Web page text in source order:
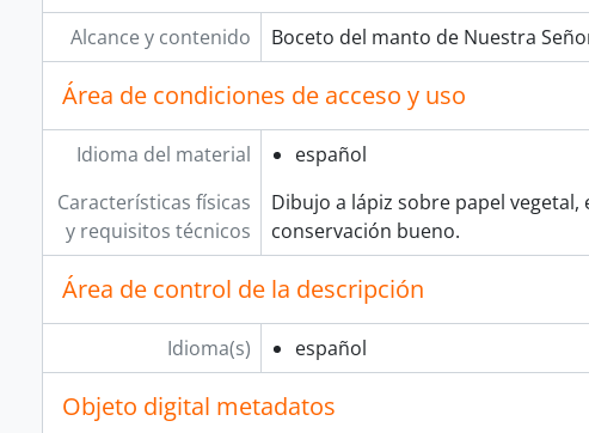
Alcance y contenido Boceto del manto de Nuestra
Área de condiciones de acceso y uso
Idioma del material
español
Características físicas
y requisitos técnicos
Dibujo a lápiz sobre papel vegetal,
conservación bueno.
Área de control de la descripción
Idioma(s) español
Objeto digital metadatos